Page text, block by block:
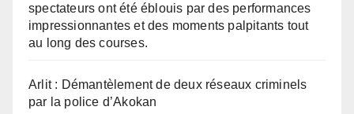
spectateurs ont été éblouis par des performances
impressionnantes et des moments palpitants tout
au long des courses.
Arlit : Démantèlement de deux réseaux criminels
par la police d’Akokan